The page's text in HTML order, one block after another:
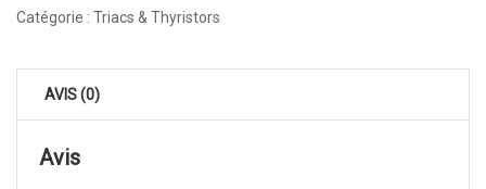
Catégorie : Triacs & Thyristors
AVIS (0)
Avis